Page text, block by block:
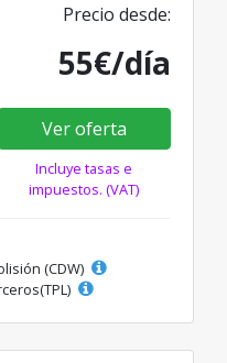
Precio desde:
55€/día
Ver oferta
Incluye tasas e
impuestos. (VAT)
(CDW)